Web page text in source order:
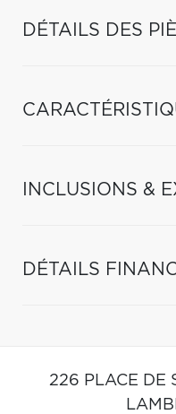
DÉTAILS DES
INCLUSIONS &
DÉTAILS
226 PLACE DE